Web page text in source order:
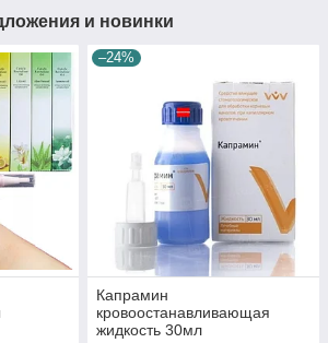
и новинки
–24%
Капрамин
кровоостанавливающая
жидкость 30мл